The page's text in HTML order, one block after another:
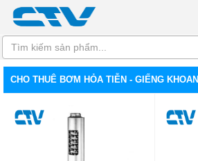
CHO THUÊ BƠM HỎA TIỄN - GIẾNG KHOAN